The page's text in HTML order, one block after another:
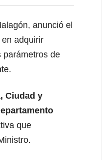
anunció el
adquirir
parámetros de
Ciudad y
que